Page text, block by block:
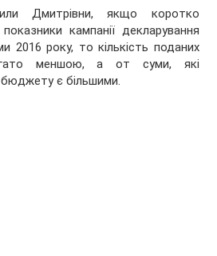
Дмитрівни, якщо коротко
показники кампанії декларування
2016 року, то кількість поданих
меншою, а от суми, які
бюджету є більшими.